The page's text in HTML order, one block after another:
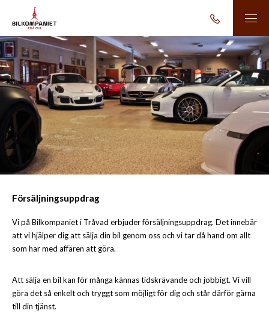
Försäljningsuppdrag
Vi på Bilkompaniet i Tråvad erbjuder försäljningsuppdrag. Det innebär
att vi hjälper dig att sälja din bil genom oss och vi tar då hand om allt
som har med affären att göra.
Att sälja en bil kan för många kännas tidskrävande och jobbigt. Vi vill
göra det så enkelt och tryggt som möjligt för dig och står därför gärna
till din tjänst.